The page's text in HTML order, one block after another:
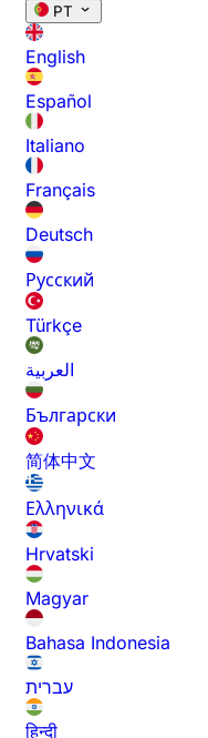
PT
English
Español
Italiano
Français
Deutsch
Русский
Türkçe
العربية
Български
简体中文
Ελληνικά
Hrvatski
Magyar
Bahasa Indonesia
עברית
हिन्दी